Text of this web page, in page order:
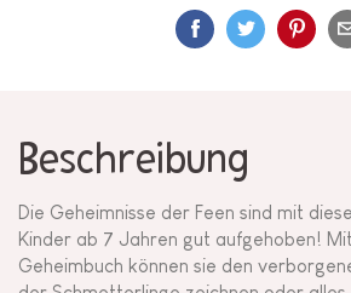
Beschreibung
Die Geheimnisse der Feen sind mit
Kinder ab 7 Jahren gut aufgehoben!
Geheimbuch können sie den